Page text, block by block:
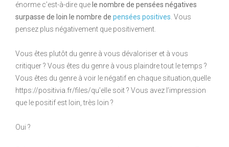
énorme c’est-à-dire que le nombre de pensées négatives
surpasse de loin le nombre de pensées positives . Vous
pensez plus négativement que positivement.
Vous êtes plutôt du genre à vous dévaloriser et à vous
critiquer ? Vous êtes du genre à vous plaindre tout le temps ?
Vous êtes du genre à voir le négatif en chaque situation,quelle
https://positivia.fr/files/qu’elle soit ? Vous avez l’impression
que le positif est loin, très loin ?
Oui ?